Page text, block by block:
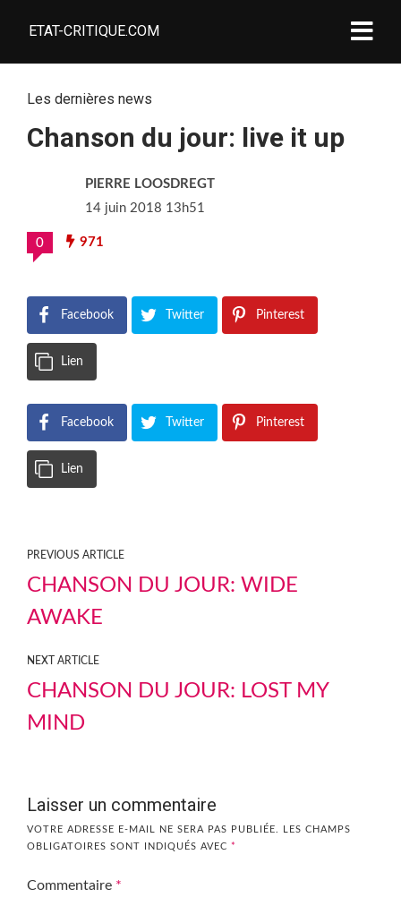
ETAT-CRITIQUE.COM
Les dernières news
Chanson du jour: live it up
PIERRE LOOSDREGT
14 juin 2018 13h51
0 971
Facebook Twitter Pinterest
Lien
Facebook Twitter Pinterest
Lien
PREVIOUS ARTICLE
CHANSON DU JOUR: WIDE
AWAKE
NEXT ARTICLE
CHANSON DU JOUR: LOST MY
MIND
Laisser un commentaire
VOTRE ADRESSE E-MAIL NE SERA PAS PUBLIÉE.
LES CHAMPS
OBLIGATOIRES SONT INDIQUÉS AVEC *
Commentaire *